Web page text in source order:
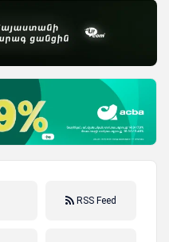
RSS Feed